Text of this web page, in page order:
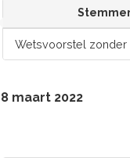
Wetsvoorstel zonder
8 maart 2022